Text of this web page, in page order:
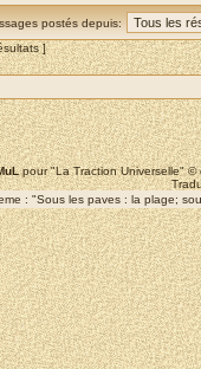
postés depuis:
]
pour "La Traction Universelle"
: "Sous les paves : la plage;